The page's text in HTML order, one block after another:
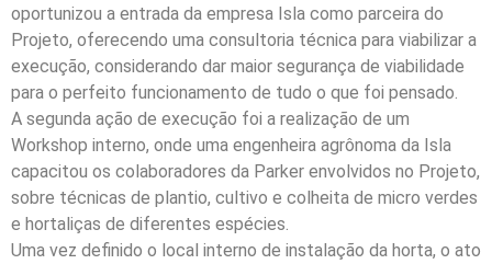
oportunizou a entrada da empresa Isla como parceira do
Projeto, oferecendo uma consultoria técnica para viabilizar a
execução, considerando dar maior segurança de viabilidade
para o perfeito funcionamento de tudo o que foi pensado.
A segunda ação de execução foi a realização de um
Workshop interno, onde uma engenheira agrônoma da Isla
capacitou os colaboradores da Parker envolvidos no Projeto,
sobre técnicas de plantio, cultivo e colheita de micro verdes
e hortaliças de diferentes espécies.
Uma vez definido o local interno de instalação da horta, o ato